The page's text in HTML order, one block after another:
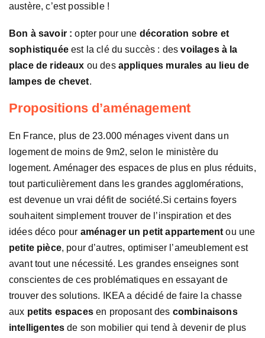
austère, c’est possible !
Bon à savoir : opter pour une décoration sobre et
sophistiquéeest la clé du succès : desvoilages à la
place de rideaux ou des appliques murales au lieu de
lampes de chevet.
Propositions d’aménagement
En France, plus de 23.000 ménages vivent dans un
logement de moins de 9m2, selon le ministère du
logement. Aménager des espaces de plus en plus réduits,
tout particulièrement dans les grandes agglomérations,
est devenue un vrai défit de société.Si certains foyers
souhaitent simplement trouver de l’inspiration et des
idées déco pour aménager un petit appartementou une
petite pièce, pour d’autres, optimiser l’ameublement est
avant tout une nécessité. Les grandes enseignes sont
conscientes de ces problématiques en essayant de
trouver des solutions. IKEA a décidé de faire la chasse
aux petits espacesen proposant des combinaisons
intelligentesde son mobilier qui tend à devenir de plus